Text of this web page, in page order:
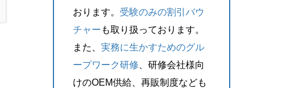
おります。 受験のみの割引バウ
チャー も取り扱っております。
また、実務に生かすためのグル
ープワーク研修 、研修会社様向
けのOEM供給、再販制度なども